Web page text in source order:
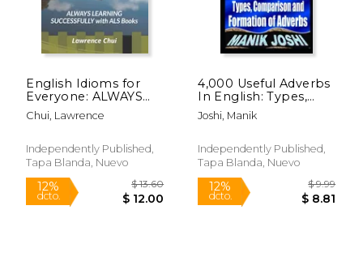
English Idioms for
Everyone: ALWAYS
LEARNING
SUCCESSFULLY with
Chui, Lawrence
Independently Published,
Tapa Blanda, Nuevo
4,000 Useful Adverbs
In English: Types,
Comparison and
Formation of Adverbs
Joshi, Manik
Independently Published,
Tapa Blanda, Nuevo